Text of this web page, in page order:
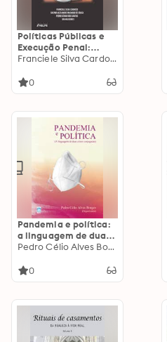
Políticas Públicas e
Execução Penal:
Críticas e
Franciele Silva Cardoso
0
Pandemia e política:
a linguagem de duas
crises conjugadas
Pedro Célio Alves Borges
0